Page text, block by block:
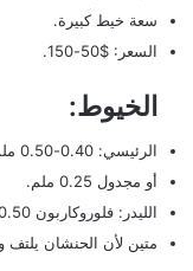
سعة خيط كبيرة.
السعر: $50-150.
الخيوط:
الرئيسي: 0.40-0.50 ملم مونوفيلامنت.
أو مجدول 0.25 ملم.
الليدر: فلوروكاربون 0.50 ملم.
متين لأن الحنشان يلتف